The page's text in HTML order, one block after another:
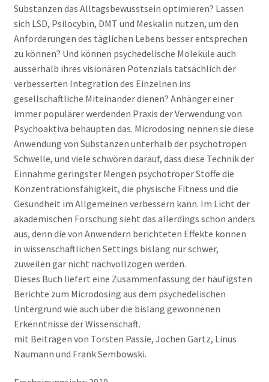
Substanzen das Alltagsbewusstsein optimieren? Lassen
sich LSD, Psilocybin, DMT und Meskalin nutzen, um den
Anforderungen des täglichen Lebens besser entsprechen
zu können? Und können psychedelische Moleküle auch
ausserhalb ihres visionären Potenzials tatsächlich der
verbesserten Integration des Einzelnen ins
gesellschaftliche Miteinander dienen? Anhänger einer
immer populärer werdenden Praxis der Verwendung von
Psychoaktiva behaupten das. Microdosing nennen sie diese
Anwendung von Substanzen unterhalb der psychotropen
Schwelle, und viele schwören darauf, dass diese Technik der
Einnahme geringster Mengen psychotroper Stoffe die
Konzentrationsfähigkeit, die physische Fitness und die
Gesundheit im Allgemeinen verbessern kann. Im Licht der
akademischen Forschung sieht das allerdings schon anders
aus, denn die von Anwendern berichteten Effekte können
in wissenschaftlichen Settings bislang nur schwer,
zuweilen gar nicht nachvollzogen werden.
Dieses Buch liefert eine Zusammenfassung der häufigsten
Berichte zum Microdosing aus dem psychedelischen
Untergrund wie auch über die bislang gewonnenen
Erkenntnisse der Wissenschaft.
mit Beiträgen von Torsten Passie, Jochen Gartz, Linus
Naumann und Frank Sembowski.